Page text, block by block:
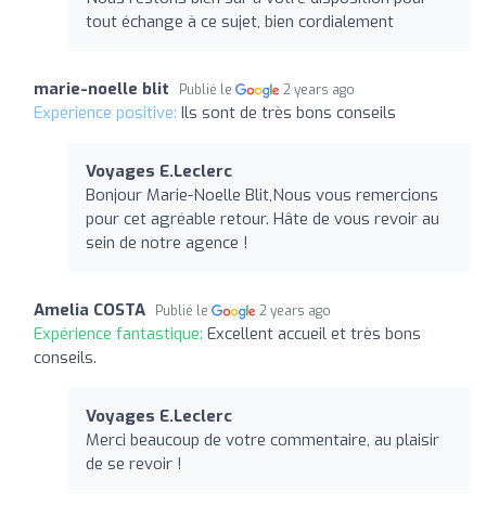
tout échange à ce sujet, bien cordialement
marie-noelle blit Publié le 2 years ago
Expérience positive: Ils sont de très bons conseils
Voyages E.Leclerc
Bonjour Marie-Noelle Blit,Nous vous remercions
pour cet agréable retour. Hâte de vous revoir au
sein de notre agence !
Amelia COSTA Publié le 2 years ago
Expérience fantastique: Excellent accueil et très bons
conseils.
Voyages E.Leclerc
Merci beaucoup de votre commentaire, au plaisir
de se revoir !